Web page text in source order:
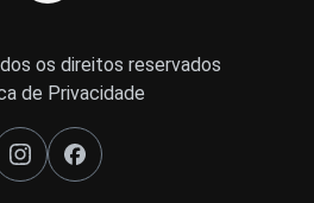
os direitos reservados
de Privacidade